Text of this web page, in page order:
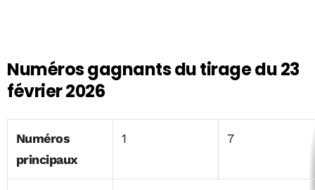
Numéros gagnants du tirage du 23
février 2026
Numéros
principaux
1 7